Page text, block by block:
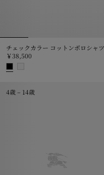
チェックカラー コットンポロシャツ
￥38,500
4歳 – 14歳